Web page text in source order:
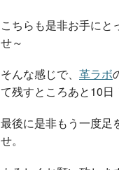
こちらも是非お手にと
せ～
そんな感じで、 革ラボ
て残すところあと10日
最後に是非もう一度足
せ。